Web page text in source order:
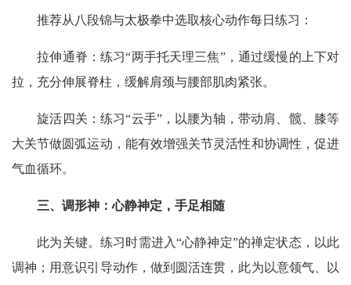
推荐从八段锦与太极拳中选取核心动作每日练习：
拉伸通脊：练习“两手托天理三焦”，通过缓慢的上下对
拉，充分伸展脊柱，缓解肩颈与腰部肌肉紧张。
旋活四关：练习“云手”，以腰为轴，带动肩、髋、膝等
大关节做圆弧运动，能有效增强关节灵活性和协调性，促进
气血循环。
三、调形神：心静神定，手足相随
此为关键。练习时需进入“心静神定”的禅定状态，以此
调神；用意识引导动作，做到圆活连贯，此为以意领气、以